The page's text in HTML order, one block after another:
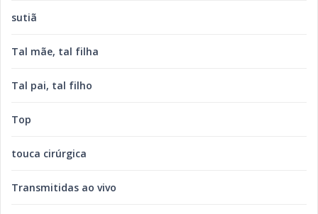
sutiã
Tal mãe, tal filha
Tal pai, tal filho
Top
touca cirúrgica
Transmitidas ao vivo